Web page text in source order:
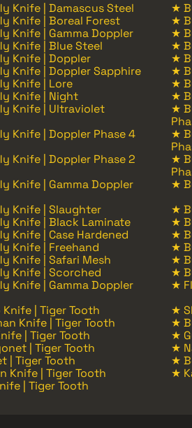
Knife | Damascus Steel
★
Knife | Boreal Forest
★
Knife | Gamma Doppler
★
Knife | Blue Steel
★
Knife | Doppler
★
Knife | Doppler Sapphire
★
Knife | Lore
★
Knife | Night
★
Knife | Ultraviolet
★
Knife | Doppler Phase 4
★
Knife | Doppler Phase 2
★
Knife | Gamma Doppler
★
Knife | Slaughter
★
Knife | Black Laminate
★
Knife | Case Hardened
★
Knife | Freehand
★
Knife | Safari Mesh
★
Knife | Scorched
★
Knife | Gamma Doppler
★
| Tiger Tooth
★
Knife | Tiger Tooth
★
| Tiger Tooth
★
| Tiger Tooth
★
| Tiger Tooth
★
Knife | Tiger Tooth
★
| Tiger Tooth